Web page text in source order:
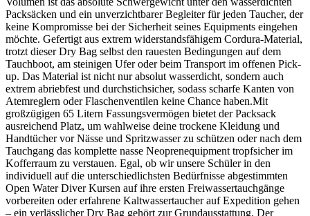
Packsäcken und ein unverzichtbarer Begleiter für jeden Taucher, der
keine Kompromisse bei der Sicherheit seines Equipments eingehen
möchte. Gefertigt aus extrem widerstandsfähigem Cordura-Material,
trotzt dieser Dry Bag selbst den rauesten Bedingungen auf dem
Tauchboot, am steinigen Ufer oder beim Transport im offenen Pick-
up. Das Material ist nicht nur absolut wasserdicht, sondern auch
extrem abriebfest und durchstichsicher, sodass scharfe Kanten von
Atemreglern oder Flaschenventilen keine Chance haben.Mit
großzügigen 65 Litern Fassungsvermögen bietet der Packsack
ausreichend Platz, um wahlweise deine trockene Kleidung und
Handtücher vor Nässe und Spritzwasser zu schützen oder nach dem
Tauchgang das komplette nasse Neoprenequipment tropfsicher im
Kofferraum zu verstauen. Egal, ob wir unsere Schüler in den
individuell auf die unterschiedlichsten Bedürfnisse abgestimmten
Open Water Diver Kursen auf ihre ersten Freiwassertauchgänge
vorbereiten oder erfahrene Kaltwassertaucher auf Expedition gehen
– ein verlässlicher Dry Bag gehört zur Grundausstattung. Der